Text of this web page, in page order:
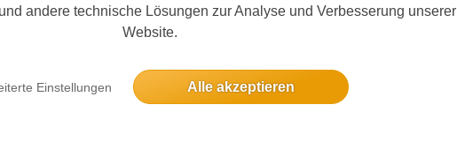
andere technische Lösungen zur Analyse und Verbesserung unserer
Website.
Einstellungen Alle akzeptieren
Bildergalerien sind nur für eingeloggte Mitglieder sichtbar.